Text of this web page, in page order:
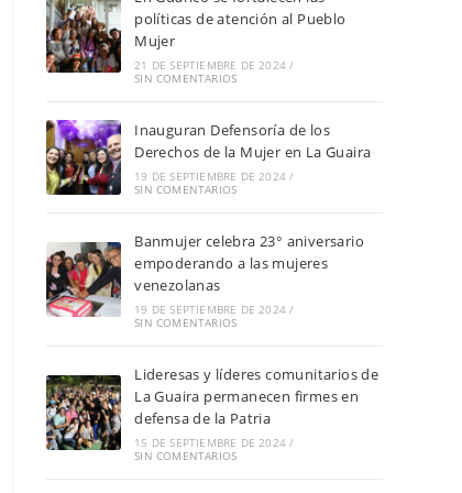
políticas de atención al Pueblo
Mujer
21 DE SEPTIEMBRE DE 2024 /
SIN COMENTARIOS
Inauguran Defensoría de los
Derechos de la Mujer en La Guaira
19 DE SEPTIEMBRE DE 2024 /
SIN COMENTARIOS
Banmujer celebra 23° aniversario
empoderando a las mujeres
venezolanas
19 DE SEPTIEMBRE DE 2024 /
SIN COMENTARIOS
Lideresas y líderes comunitarios de
La Guaira permanecen firmes en
defensa de la Patria
15 DE SEPTIEMBRE DE 2024 /
SIN COMENTARIOS